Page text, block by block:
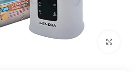
بزرگنمایی تصویر